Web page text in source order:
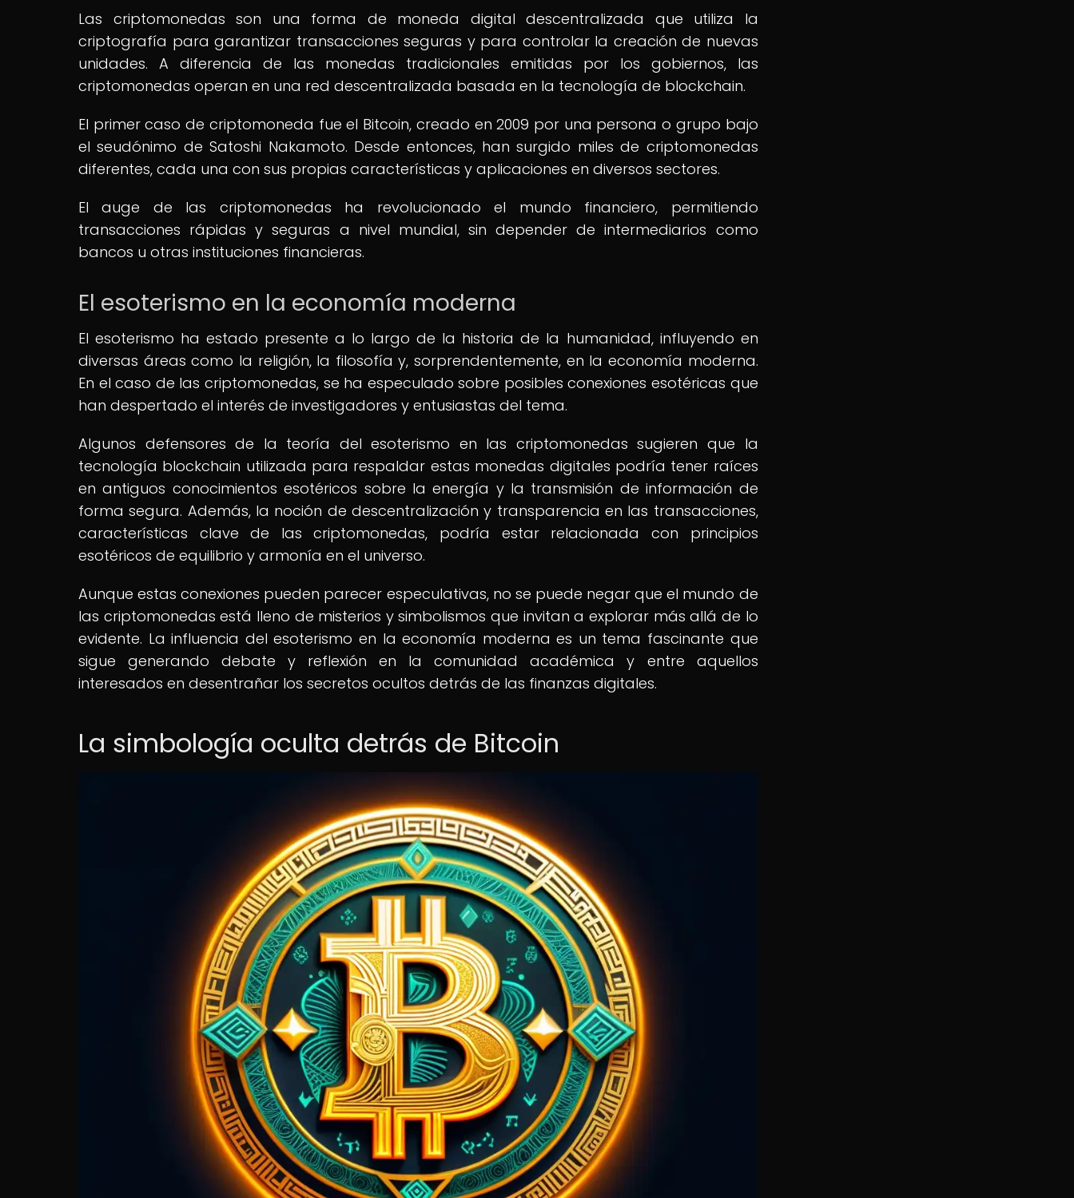
Las criptomonedas son una forma de moneda digital descentralizada que utiliza la
criptografía para garantizar transacciones seguras y para controlar la creación de nuevas
unidades. A diferencia de las monedas tradicionales emitidas por los gobiernos, las
criptomonedas operan en una red descentralizada basada en la tecnología de blockchain.
El primer caso de criptomoneda fue el Bitcoin, creado en 2009 por una persona o grupo bajo
el seudónimo de Satoshi Nakamoto. Desde entonces, han surgido miles de criptomonedas
diferentes, cada una con sus propias características y aplicaciones en diversos sectores.
El auge de las criptomonedas ha revolucionado el mundo financiero, permitiendo
transacciones rápidas y seguras a nivel mundial, sin depender de intermediarios como
bancos u otras instituciones financieras.
El esoterismo en la economía moderna
El esoterismo ha estado presente a lo largo de la historia de la humanidad, influyendo en
diversas áreas como la religión, la filosofía y, sorprendentemente, en la economía moderna.
En el caso de las criptomonedas, se ha especulado sobre posibles conexiones esotéricas que
han despertado el interés de investigadores y entusiastas del tema.
Algunos defensores de la teoría del esoterismo en las criptomonedas sugieren que la
tecnología blockchain utilizada para respaldar estas monedas digitales podría tener raíces
en antiguos conocimientos esotéricos sobre la energía y la transmisión de información de
forma segura. Además, la noción de descentralización y transparencia en las transacciones,
características clave de las criptomonedas, podría estar relacionada con principios
esotéricos de equilibrio y armonía en el universo.
Aunque estas conexiones pueden parecer especulativas, no se puede negar que el mundo de
las criptomonedas está lleno de misterios y simbolismos que invitan a explorar más allá de lo
evidente. La influencia del esoterismo en la economía moderna es un tema fascinante que
sigue generando debate y reflexión en la comunidad académica y entre aquellos
interesados en desentrañar los secretos ocultos detrás de las finanzas digitales.
La simbología oculta detrás de Bitcoin